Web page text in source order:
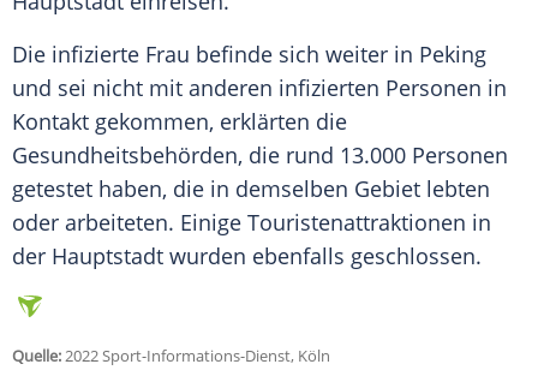
Die infizierte Frau befinde sich weiter in Peking
und sei nicht mit anderen infizierten Personen in
Kontakt gekommen, erklärten die
Gesundheitsbehörden, die rund 13.000 Personen
getestet haben, die in demselben Gebiet lebten
oder arbeiteten. Einige Touristenattraktionen in
der Hauptstadt wurden ebenfalls geschlossen.
Quelle:2022 Sport-Informations-Dienst, Köln